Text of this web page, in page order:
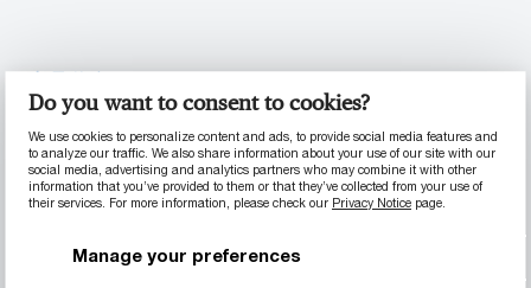
Do you want to consent to cookies?
We use cookies to personalize content and ads, to provide social media features and
to analyze our traffic. We also share information about your use of our site with our
social media, advertising and analytics partners who may combine it with other
information that you’ve provided to them or that they’ve collected from your use of
their services. For more information, please check our Privacy Notice page.
Manage your preferences
产品信息
材料性能
尺寸稳定性优良
耐磨性良好、CoF 低